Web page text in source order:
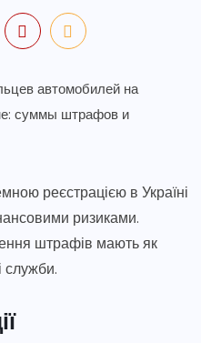
реєстрацією в Україні
ризиками.
штрафів мають як
служби.